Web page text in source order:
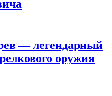
— легендарный
оружия